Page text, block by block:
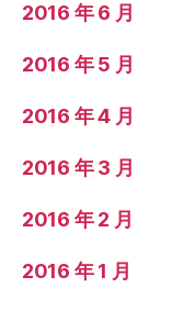
2016 年 6 月
2016 年 5 月
2016 年 4 月
2016 年 3 月
2016 年 2 月
2016 年 1 月